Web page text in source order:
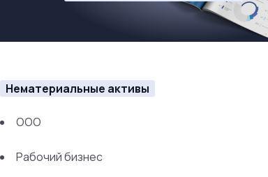
Нематериальные активы
ООО
Рабочий бизнес